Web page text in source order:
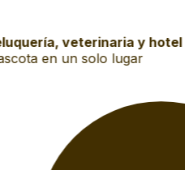
veterinaria y hotel
en un solo lugar